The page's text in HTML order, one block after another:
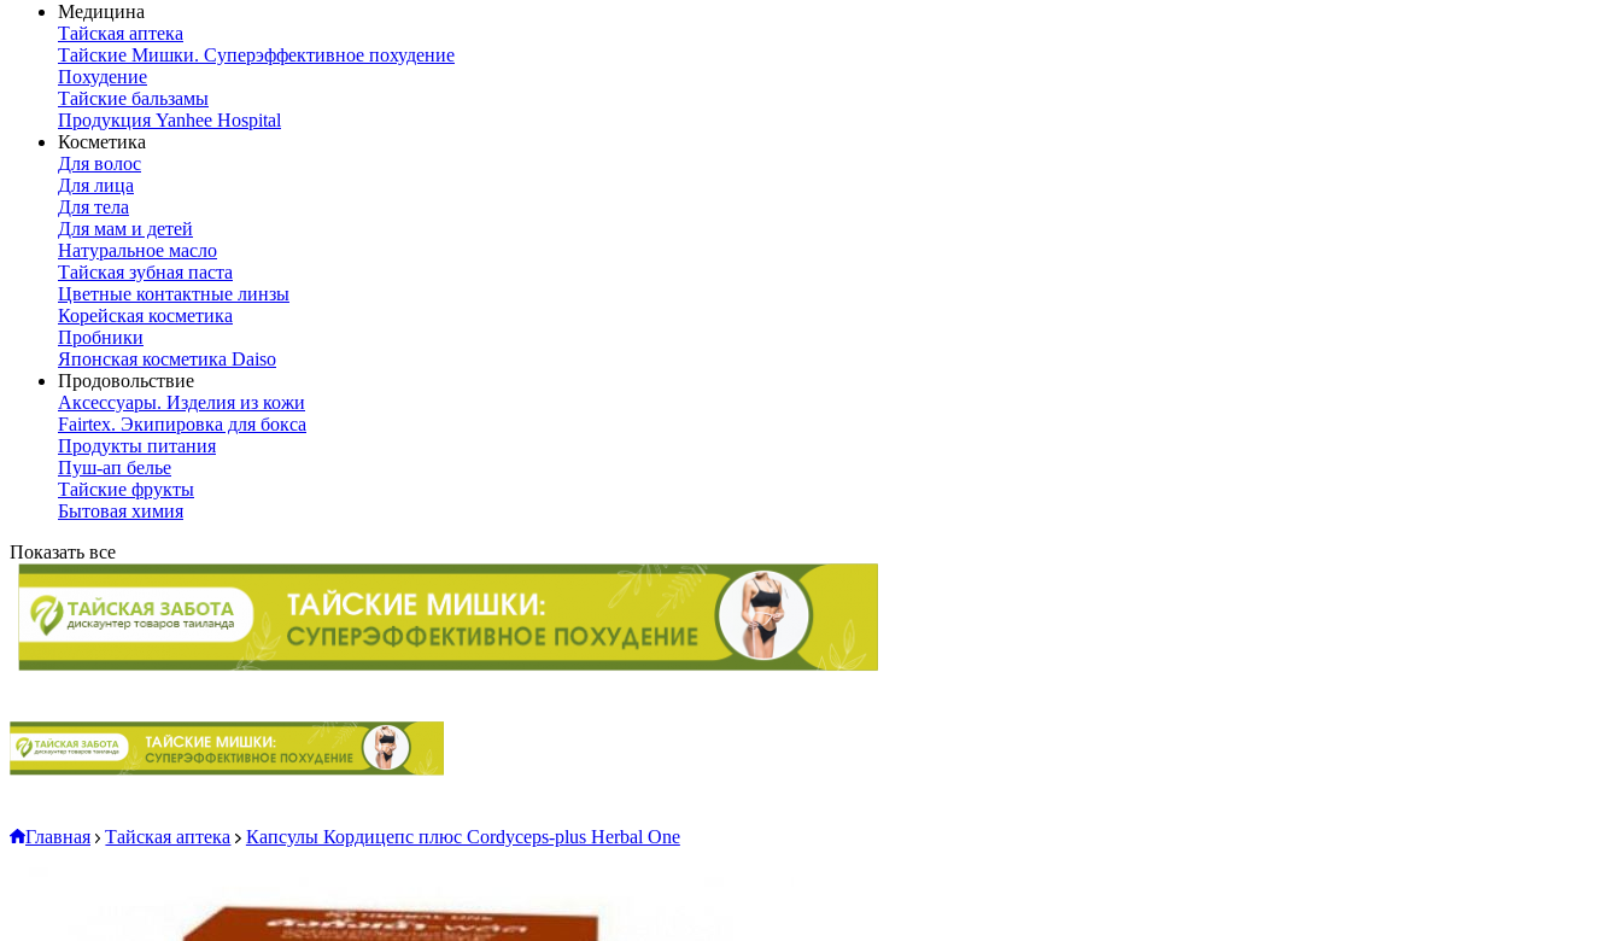
Медицина
Тайская аптека
Тайские Мишки. Суперэффективное похудение
Похудение
Тайские бальзамы
Продукция Yanhee Hospital
Косметика
Для волос
Для лица
Для тела
Для мам и детей
Натуральное масло
Тайская зубная паста
Цветные контактные линзы
Корейская косметика
Пробники
Японская косметика Daiso
Продовольствие
Аксессуары. Изделия из кожи
Fairtex. Экипировка для бокса
Продукты питания
Пуш-ап белье
Тайские фрукты
Бытовая химия
Показать все
Главная Тайская аптека Капсулы Кордицепс плюс Сordyceps-plus Herbal One